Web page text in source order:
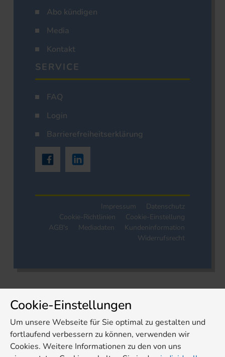
Abo kündigen
Media
Kontakt
SERVICE
FAQ
Login
Barrierefreiheitserklärung
Impressum
Datenschutz
Cookie-Richtlinien
Cookie-Einstellung
AGB's
Mediadaten
Kundeninformation
Widerrufsrecht
Cookie-Einstellungen
Um unsere Webseite für Sie optimal zu gestalten und
fortlaufend verbessern zu können, verwenden wir
Cookies. Weitere Informationen zu den von uns